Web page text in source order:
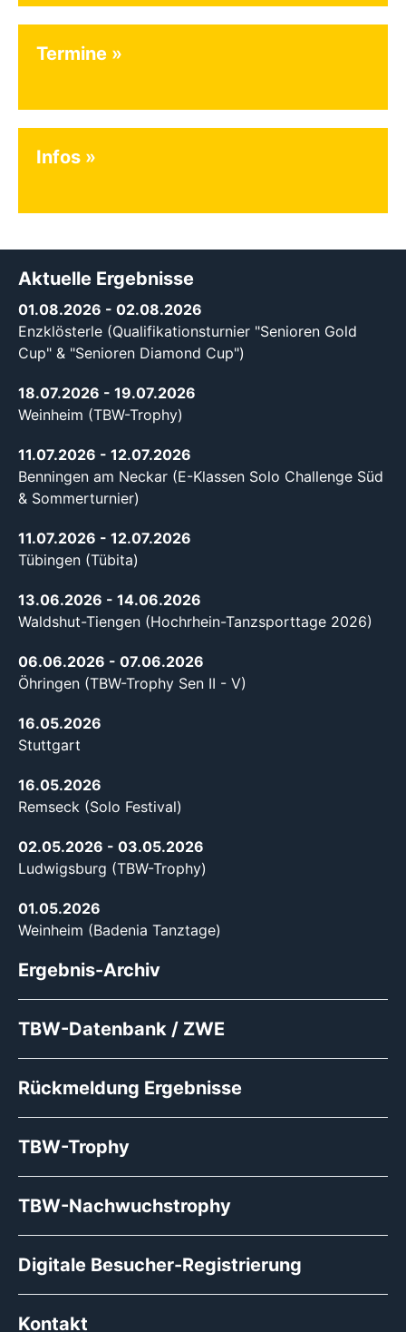
Termine
Infos
Aktuelle Ergebnisse
01.08.2026 - 02.08.2026
Enzklösterle (Qualifikationsturnier "Senioren Gold
Cup" & "Senioren Diamond Cup")
18.07.2026 - 19.07.2026
Weinheim (TBW-Trophy)
11.07.2026 - 12.07.2026
Benningen am Neckar (E-Klassen Solo Challenge Süd
& Sommerturnier)
11.07.2026 - 12.07.2026
Tübingen (Tübita)
13.06.2026 - 14.06.2026
Waldshut-Tiengen (Hochrhein-Tanzsporttage 2026)
06.06.2026 - 07.06.2026
Öhringen (TBW-Trophy Sen II - V)
16.05.2026
Stuttgart
16.05.2026
Remseck (Solo Festival)
02.05.2026 - 03.05.2026
Ludwigsburg (TBW-Trophy)
01.05.2026
Weinheim (Badenia Tanztage)
Ergebnis-Archiv
TBW-Datenbank / ZWE
Rückmeldung Ergebnisse
TBW-Trophy
TBW-Nachwuchstrophy
Digitale Besucher-Registrierung
Kontakt